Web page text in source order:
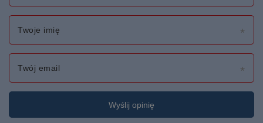
Twoje imię
Twój email
Wyślij opinię